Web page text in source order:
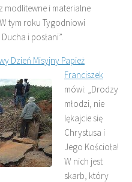
i materialne
tym roku Tygodniowi
i posłani”.
Dzień Misyjny Papież
Franciszek
mówi: „Drodzy
młodzi, nie
lękajcie się
Chrystusa i
Jego Kościoła!
W nich jest
skarb, który